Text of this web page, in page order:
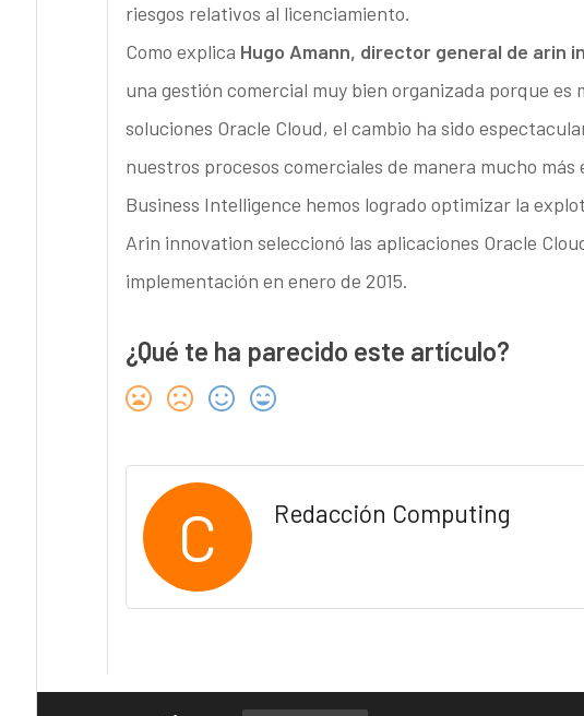
riesgos relativos al licenciamiento.
Como explica Hugo Amann, director general de arin
una gestión comercial muy bien organizada porque
soluciones Oracle Cloud, el cambio ha sido
nuestros procesos comerciales de manera mucho
Business Intelligence hemos logrado optimizar la
Arin innovation seleccionó las aplicaciones Oracle
implementación en enero de 2015.
¿Qué te ha parecido este artículo?
C Redacción Computing